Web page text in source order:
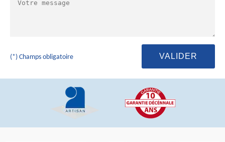
(*) Champs obligatoire